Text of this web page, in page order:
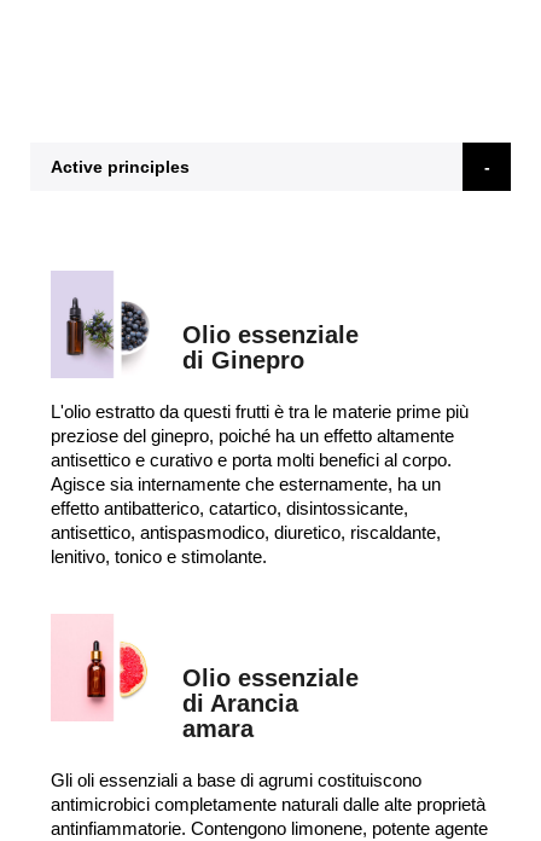
Active principles
Olio essenziale
di Ginepro
L'olio estratto da questi frutti è tra le materie prime più
preziose del ginepro, poiché ha un effetto altamente
antisettico e curativo e porta molti benefici al corpo.
Agisce sia internamente che esternamente, ha un
effetto antibatterico, catartico, disintossicante,
antisettico, antispasmodico, diuretico, riscaldante,
lenitivo, tonico e stimolante.
Olio essenziale
di Arancia
amara
Gli oli essenziali a base di agrumi costituiscono
antimicrobici completamente naturali dalle alte proprietà
antinfiammatorie. Contengono limonene, potente agente